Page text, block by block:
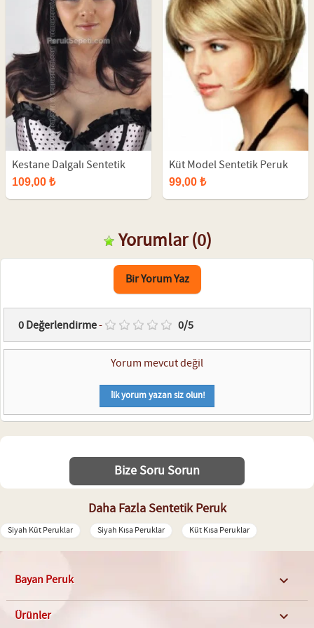
Kestane Dalgalı Sentetik
Uzun Peruk
109,00 ₺
Küt Model Sentetik Peruk
99,00 ₺
Yorumlar(0)
Bir Yorum Yaz
0Değerlendirme- 0/5
Yorum mevcut değil
İlk yorum yazan siz olun!
Bize Soru Sorun
Daha Fazla Sentetik Peruk
Siyah Küt Peruklar Siyah Kısa Peruklar Küt Kısa Peruklar
Bayan Peruk 
Ürünler 